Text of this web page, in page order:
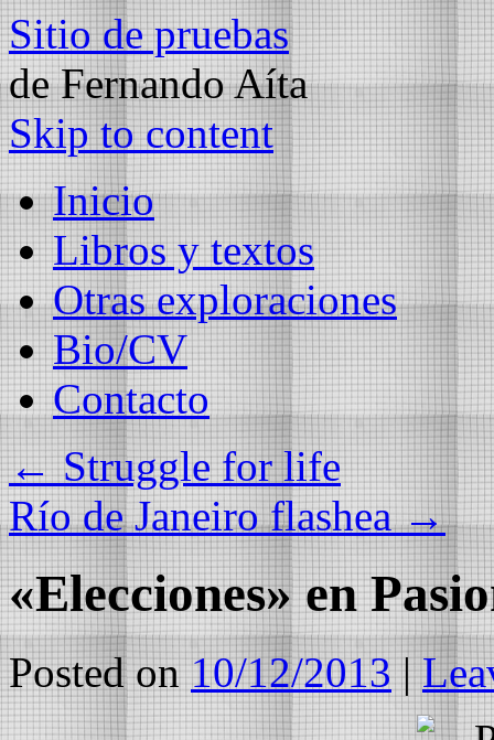
Sitio de pruebas
de Fernando Aíta
Skip to content
Inicio
Libros y textos
Otras exploraciones
Bio/CV
Contacto
←Struggle for life
Río de Janeiro flashea→
«Elecciones» en
Posted on 10/12/2013 |